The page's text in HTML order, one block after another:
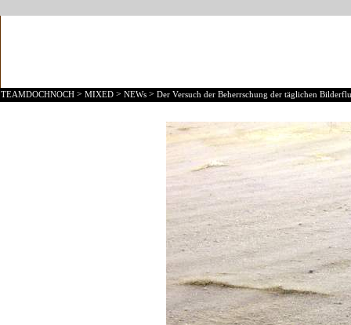
TEAMDOCHNOCH > MIXED > NEWs > Der Versuch der Beherrschung der täglichen